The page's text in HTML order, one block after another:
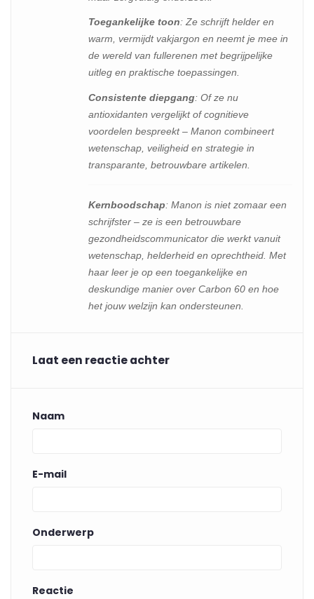
Toegankelijke toon: Ze schrijft helder en
warm, vermijdt vakjargon en neemt je mee in
de wereld van fullerenen met begrijpelijke
uitleg en praktische toepassingen.
Consistente diepgang: Of ze nu
antioxidanten vergelijkt of cognitieve
voordelen bespreekt – Manon combineert
wetenschap, veiligheid en strategie in
transparante, betrouwbare artikelen.
Kernboodschap: Manon is niet zomaar een
schrijfster – ze is een betrouwbare
gezondheidscommunicator die werkt vanuit
wetenschap, helderheid en oprechtheid. Met
haar leer je op een toegankelijke en
deskundige manier over Carbon 60 en hoe
het jouw welzijn kan ondersteunen.
Laat een reactie achter
Naam
E-mail
Onderwerp
Reactie